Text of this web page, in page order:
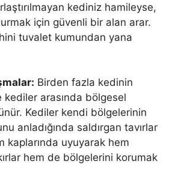
kediniz hamileyse,
için güvenli bir alan arar.
tuvalet kumundan yana
Birden fazla kedinin
arasında bölgesel
Kediler kendi bölgelerinin
anladığında saldırgan tavırlar
kaplarında uyuyarak hem
hem de bölgelerini korumak